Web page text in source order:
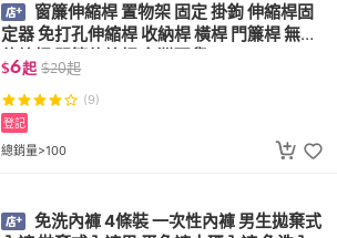
窗簾伸縮桿 置物架 固定 掛鉤 伸縮桿固
定器 免打孔伸縮桿 收納桿 橫桿 門簾桿 無痕
伸縮桿 門簾伸縮桿 台灣現貨
$6起 $20起
(9)
總銷量>100
登記
免洗內褲 4條裝 一次性內褲 男生拋棄式